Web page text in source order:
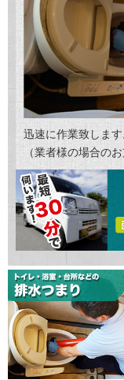
迅速に作業致しま
（業者様の場合の